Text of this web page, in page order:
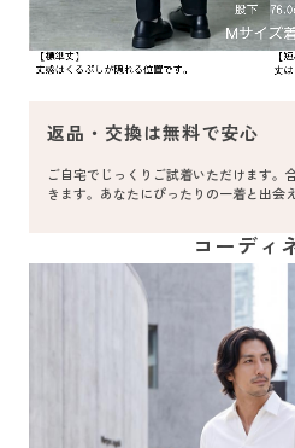
返品・交換は無料で安心
ご自宅でじっくりご試着いただけます。
きます。あなたにぴったりの一着と出会
コーディ